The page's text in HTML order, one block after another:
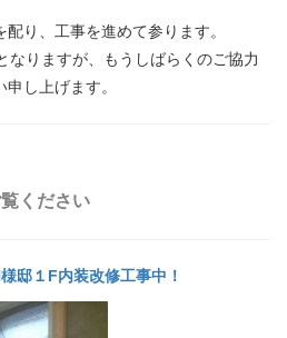
り、工事を進めて参ります。
なりますが、もうしばらくのご協力
し上げます。
ください
邸１F内装改修工事中！